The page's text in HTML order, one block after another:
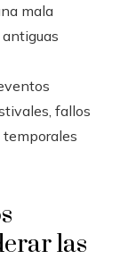
mala
fallos
las